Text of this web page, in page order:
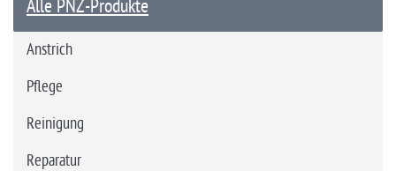
Alle PNZ-Produkte
Anstrich
Pflege
Reinigung
Reparatur